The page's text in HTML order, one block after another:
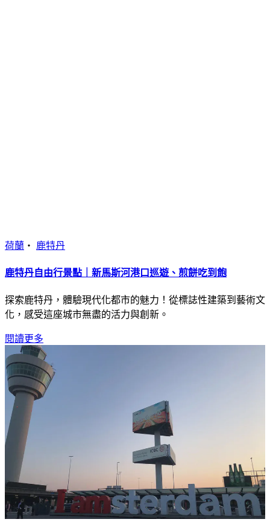
荷蘭 ・ 鹿特丹
鹿特丹自由行景點｜新馬斯河港口巡遊、煎餅吃到飽
探索鹿特丹，體驗現代化都市的魅力！從標誌性建築到藝術文
化，感受這座城市無盡的活力與創新。
閱讀更多